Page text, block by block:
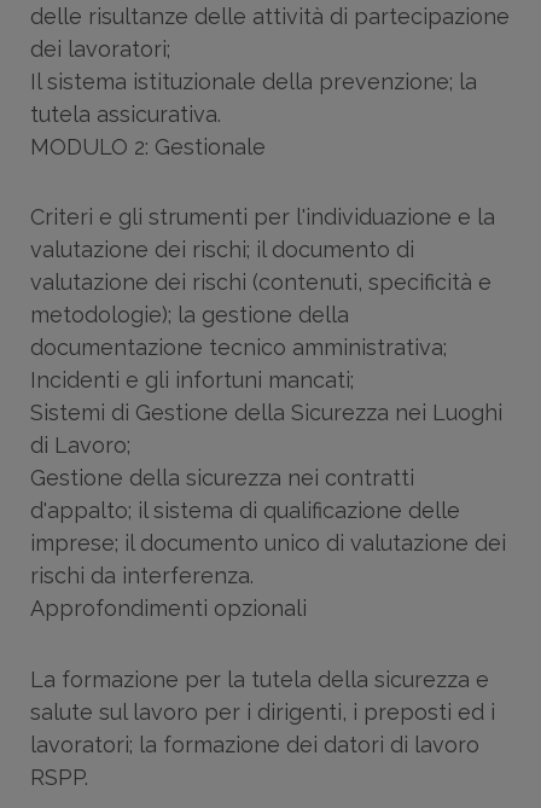
delle risultanze delle attività di partecipazione
dei lavoratori;
Il sistema istituzionale della prevenzione; la
tutela assicurativa.
MODULO 2: Gestionale
Criteri e gli strumenti per l'individuazione e la
valutazione dei rischi; il documento di
valutazione dei rischi (contenuti, specificità e
metodologie); la gestione della
documentazione tecnico amministrativa;
Incidenti e gli infortuni mancati;
Sistemi di Gestione della Sicurezza nei Luoghi
di Lavoro;
Gestione della sicurezza nei contratti
d'appalto; il sistema di qualificazione delle
imprese; il documento unico di valutazione dei
rischi da interferenza.
Approfondimenti opzionali
La formazione per la tutela della sicurezza e
salute sul lavoro per i dirigenti, i preposti ed i
lavoratori; la formazione dei datori di lavoro
RSPP.